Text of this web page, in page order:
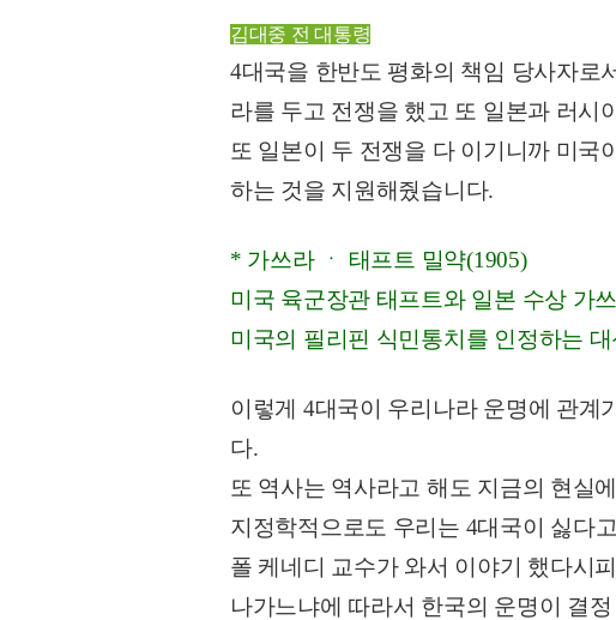
김대중 전 대통령
4대국을 한반도 평화의 책임 당사자로
라를 두고 전쟁을 했고 또 일본과 러시
또 일본이 두 전쟁을 다 이기니까 미국
하는 것을 지원해줬습니다.
* 가쓰라 ㆍ 태프트 밀약(1905)
미국 육군장관 태프트와 일본 수상 가
미국의 필리핀 식민통치를 인정하는
이렇게 4대국이 우리나라 운명에 관계
다.
또 역사는 역사라고 해도 지금의 현실
지정학적으로도 우리는 4대국이 싫다
폴 케네디 교수가 와서 이야기 했다시
나가느냐에 따라서 한국의 운명이 결